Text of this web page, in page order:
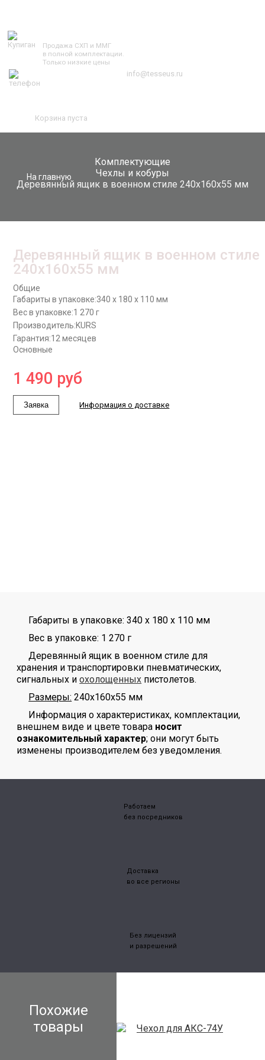
Продажа СХП и ММГ
в полной комплектации.
Только низкие цены
info@tesseus.ru
Корзина пуста
Комплектующие
Чехлы и кобуры
Деревянный ящик в военном стиле 240x160x55 мм
На главную
Деревянный ящик в военном стиле
240x160x55 мм
Общие
Габариты в упаковке:340 x 180 x 110 мм
Вес в упаковке:1 270 г
Производитель:KURS
Гарантия:12 месяцев
Основные
1 490 руб
Заявка Информация о доставке
Габариты в упаковке: 340 x 180 x 110 мм
Вес в упаковке: 1 270 г
Деревянный ящик в военном стиле для
хранения и транспортировки пневматических,
сигнальных иохолощенных пистолетов.
Размеры: 240x160x55 мм
Информация о характеристиках, комплектации,
внешнем виде и цвете товара носит
ознакомительный характер; они могут быть
изменены производителем без уведомления.
Работаем
без посредников
Доставка
во все регионы
Без лицензий
и разрешений
Похожие
товары